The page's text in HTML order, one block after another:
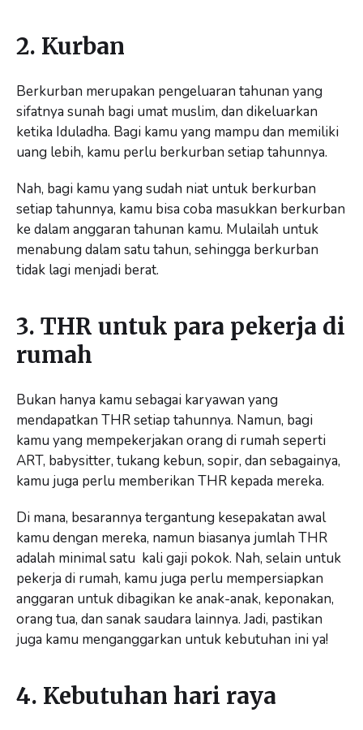
2. Kurban
Berkurban merupakan pengeluaran tahunan yang
sifatnya sunah bagi umat muslim, dan dikeluarkan
ketika Iduladha. Bagi kamu yang mampu dan memiliki
uang lebih, kamu perlu berkurban setiap tahunnya.
Nah, bagi kamu yang sudah niat untuk berkurban
setiap tahunnya, kamu bisa coba masukkan berkurban
ke dalam anggaran tahunan kamu. Mulailah untuk
menabung dalam satu tahun, sehingga berkurban
tidak lagi menjadi berat.
3. THR untuk para pekerja di
rumah
Bukan hanya kamu sebagai karyawan yang
mendapatkan THR setiap tahunnya. Namun, bagi
kamu yang mempekerjakan orang di rumah seperti
ART, babysitter, tukang kebun, sopir, dan sebagainya,
kamu juga perlu memberikan THR kepada mereka.
Di mana, besarannya tergantung kesepakatan awal
kamu dengan mereka, namun biasanya jumlah THR
adalah minimal satu kali gaji pokok. Nah, selain untuk
pekerja di rumah, kamu juga perlu mempersiapkan
anggaran untuk dibagikan ke anak-anak, keponakan,
orang tua, dan sanak saudara lainnya. Jadi, pastikan
juga kamu menganggarkan untuk kebutuhan ini ya!
4. Kebutuhan hari raya